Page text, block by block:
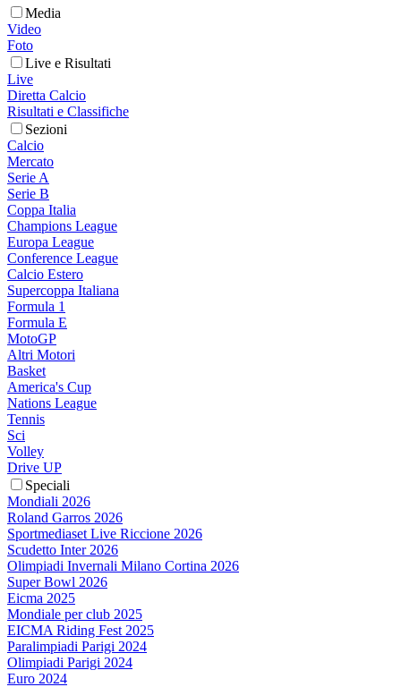
Media
Video
Foto
Live e Risultati
Live
Diretta Calcio
Risultati e Classifiche
Sezioni
Calcio
Mercato
Serie A
Serie B
Coppa Italia
Champions League
Europa League
Conference League
Calcio Estero
Supercoppa Italiana
Formula 1
Formula E
MotoGP
Altri Motori
Basket
America's Cup
Nations League
Tennis
Sci
Volley
Drive UP
Speciali
Mondiali 2026
Roland Garros 2026
Sportmediaset Live Riccione 2026
Scudetto Inter 2026
Olimpiadi Invernali Milano Cortina 2026
Super Bowl 2026
Eicma 2025
Mondiale per club 2025
EICMA Riding Fest 2025
Paralimpiadi Parigi 2024
Olimpiadi Parigi 2024
Euro 2024